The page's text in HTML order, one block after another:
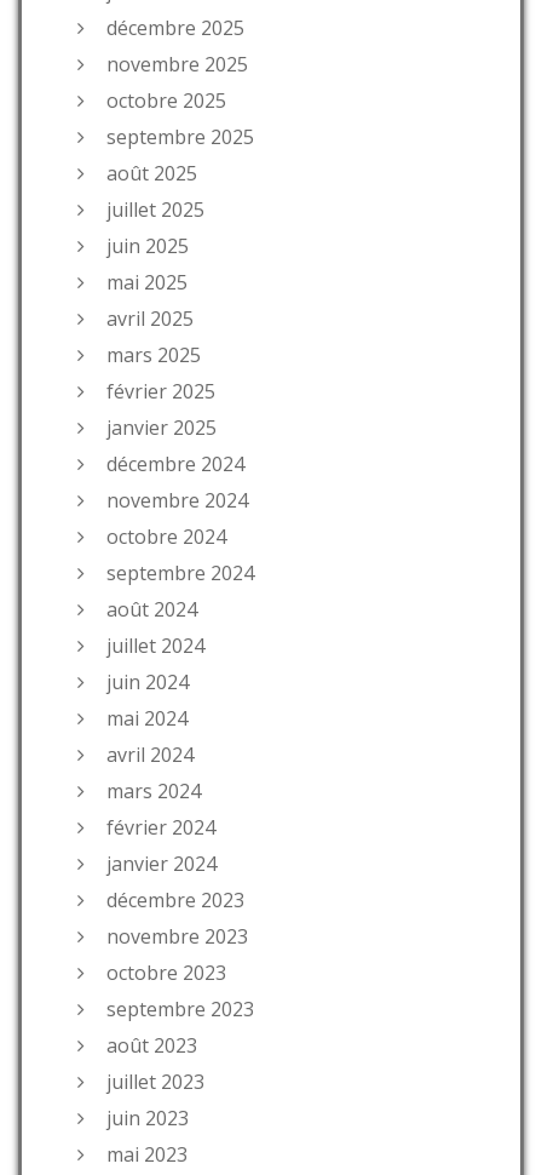
décembre 2025
novembre 2025
octobre 2025
septembre 2025
août 2025
juillet 2025
juin 2025
mai 2025
avril 2025
mars 2025
février 2025
janvier 2025
décembre 2024
novembre 2024
octobre 2024
septembre 2024
août 2024
juillet 2024
juin 2024
mai 2024
avril 2024
mars 2024
février 2024
janvier 2024
décembre 2023
novembre 2023
octobre 2023
septembre 2023
août 2023
juillet 2023
juin 2023
mai 2023